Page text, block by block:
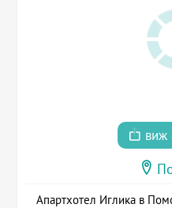
виж
Апартхотел Иглика в